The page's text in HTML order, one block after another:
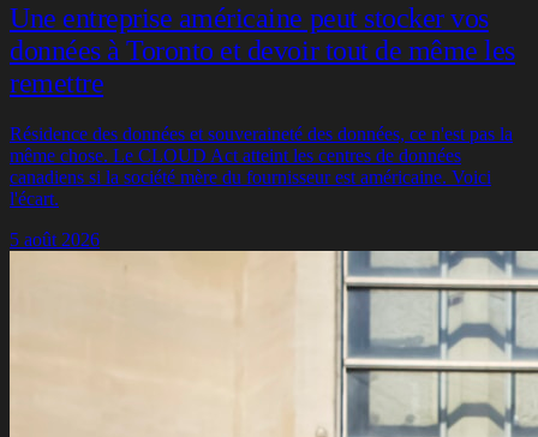
Une entreprise américaine peut stocker vos
données à Toronto et devoir tout de même les
remettre
Résidence des données et souveraineté des données, ce n'est pas la
même chose. Le CLOUD Act atteint les centres de données
canadiens si la société mère du fournisseur est américaine. Voici
l'écart.
5 août 2026